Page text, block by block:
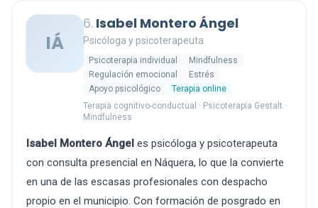
IÁ
6. Isabel Montero Ángel
Psicóloga y psicoterapeuta
Psicoterapia individual
Mindfulness
Regulación emocional
Estrés
Apoyo psicológico
Terapia online
Terapia cognitivo-conductual · Psicoterapia Gestalt ·
Mindfulness
Isabel Montero Ángel es psicóloga y psicoterapeuta
con consulta presencial en Náquera, lo que la convierte
en una de las escasas profesionales con despacho
propio en el municipio. Con formación de posgrado en